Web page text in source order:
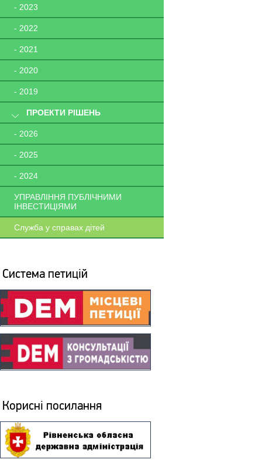
- 2023
- 2022
- 2021
- 2020
- 2019
ПРОЕКТИ РІШЕНЬ
- 2026
- 2025
- 2024
УПРАВЛІННЯ ПУБЛІЧНИМИ
ІНВЕСТИЦІЯМИ
Служба у справах дітей
Система петицій
Корисні посилання